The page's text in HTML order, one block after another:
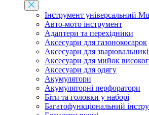
Інструмент універсальний
Авто-мото інструмент
Адаптери та перехідники
Аксесуари для газонокосарок
Аксесуари для
Аксесуари для мийок
Аксесуари для одягу
Акумулятори
Акумуляторні перфоратори
Біти та головки у наборі
Багатофункціональний